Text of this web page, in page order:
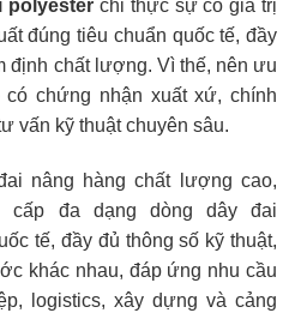
polyester chỉ thực sự có giá trị
đúng tiêu chuẩn quốc tế, đầy
định chất lượng. Vì thế, nên ưu
chứng nhận xuất xứ, chính
vấn kỹ thuật chuyên sâu.
nâng hàng chất lượng cao,
cấp đa dạng dòng dây đai
tế, đầy đủ thông số kỹ thuật,
khác nhau, đáp ứng nhu cầu
logistics, xây dựng và cảng